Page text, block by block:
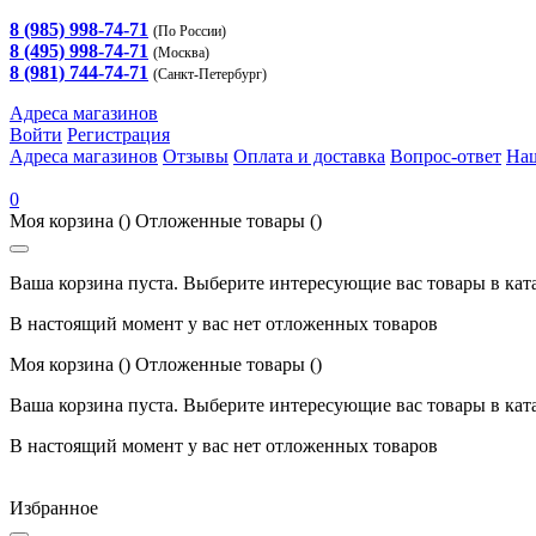
8 (985) 998-74-71 (По России)
8 (495) 998-74-71 (Москва)
8 (981) 744-74-71 (Санкт-Петербург)
Адреса магазинов
Войти Регистрация
Адреса магазинов Отзывы Оплата и доставка Вопрос-ответ
0
Моя корзина () Отложенные товары ()
Ваша корзина пуста. Выберите интересующие вас товары в
В настоящий момент у вас нет отложенных товаров
Моя корзина () Отложенные товары ()
Ваша корзина пуста. Выберите интересующие вас товары в
В настоящий момент у вас нет отложенных товаров
Избранное